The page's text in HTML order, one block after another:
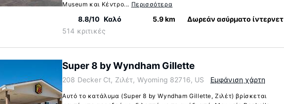
Museum και Κέντρο... Περισσότερα
8.8/10 Καλό
514 κριτικές
5.9 km Δωρεάν ασύρματο ίντερνετ
Super 8 by Wyndham Gillette
208 Decker Ct, Ζιλέτ, Wyoming 82716, US Εμφάνιση χάρτη
Αυτό το κατάλυμα (Super 8 by Wyndham Gillette, Ζιλέτ) βρίσκεται